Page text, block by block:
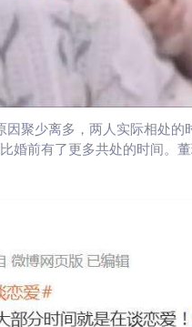
聚少离多，两人实际相处
婚前有了更多共处的时间。